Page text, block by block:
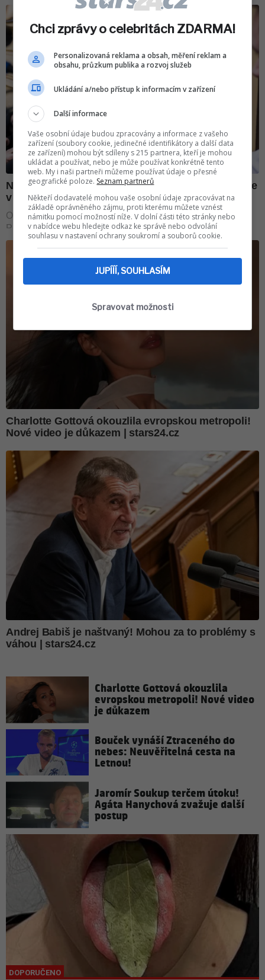
Charlotte Gottová okouzlila
evropskou metropoli! Nové video
je důkazem
Bouček vynáší Ztraceného do
nebes: Neuvěřitelná cesta na
Letnou!
Jaromír Soukup terčem útoku!
Agáta Hanychová zvažuje další
postup
Chci zprávy o celebritách ZDARMA!
Personalizovaná reklama a obsah, měření reklam a
obsahu, průzkum publika a rozvoj služeb
Ukládání a/nebo přístup k informacím v zařízení
Další informace
Vaše osobní údaje budou zpracovány a informace z vašeho
zařízení (soubory cookie, jedinečné identifikátory a další data
ze zařízení) mohou být sdíleny s 215 partnera, kteří je mohou
ukládat a používat, nebo je může používat konkrétně tento
web. My i naši partneři můžeme používat údaje o přesné
geografické poloze. Seznam partnerů
Někteří dodavatelé mohou vaše osobní údaje zpracovávat na
základě oprávněného zájmu, proti kterému můžete vznést
námitku pomocí možností níže. V dolní části této stránky nebo
v nabídce webu hledejte odkaz ke správě nebo odvolání
souhlasu v nastavení ochrany soukromí a souborů cookie.
JUPÍÍÍ, SOUHLASÍM
Spravovat možnosti